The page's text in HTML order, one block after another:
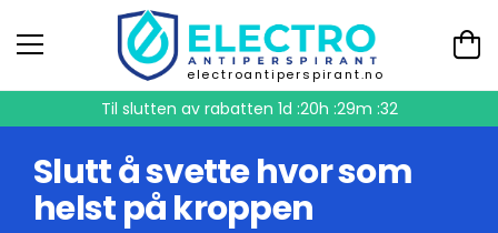
electroantiperspirant.no
Til slutten av rabatten1d :20h :29m :31
Slutt å svette hvor som
helst på kroppen